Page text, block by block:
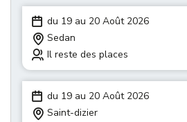
du 19 au 20 Août 2026
Sedan
Il reste des places
du 19 au 20 Août 2026
Saint-dizier